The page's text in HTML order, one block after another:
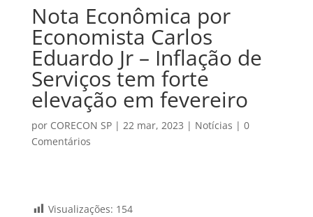
Nota Econômica por
Economista Carlos
Eduardo Jr – Inflação de
Serviços tem forte
elevação em fevereiro
por CORECON SP| 22 mar, 2023 | Notícias | 0
Comentários
Visualizações: 154